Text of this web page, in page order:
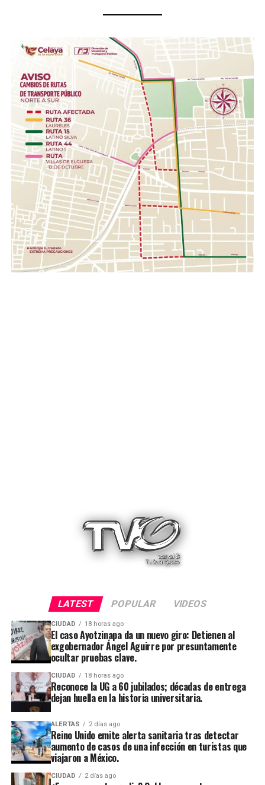
Insumos de limpieza.- Aromatizante, detergente,
cloro, desinfectantes, escobas, trapeadores,
cubetas, jergas.
Higiene personal.- Shampoo, pasta dental, jabón de
barra, toallas húmedas, toallas sanitarias, rastrillos.
Herramientas .- Pala, pico, guantes, linternas,
cascos, pilas.
Con esta acción, el Gobierno de la Gente, a través del
Sistema DIF Estatal Guanajuato y el Voluntariado de la
Gente, fortalece los valores de solidaridad, empatía y
unión entre las familias guanajuatenses, impulsando una
red de apoyo que permita llevar esperanza y ayuda a
quienes hoy enfrentan una de las situaciones más
complejas de su historia reciente.
LATEST POPULAR VIDEOS
CIUDAD 18 horas ago
El caso Ayotzinapa da un nuevo giro: Detienen al
exgobernador Ángel Aguirre por presuntamente
ocultar pruebas clave.
CIUDAD 18 horas ago
Reconoce la UG a 60 jubilados; décadas de entrega
dejan huella en la historia universitaria.
ALERTAS 2 días ago
Reino Unido emite alerta sanitaria tras detectar
aumento de casos de una infección en turistas que
viajaron a México.
CIUDAD 2 días ago